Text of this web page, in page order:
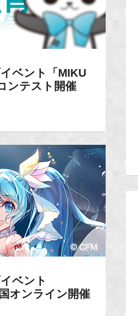
ベント「MIKU
ンテスト開催
ベント
オンライン開催